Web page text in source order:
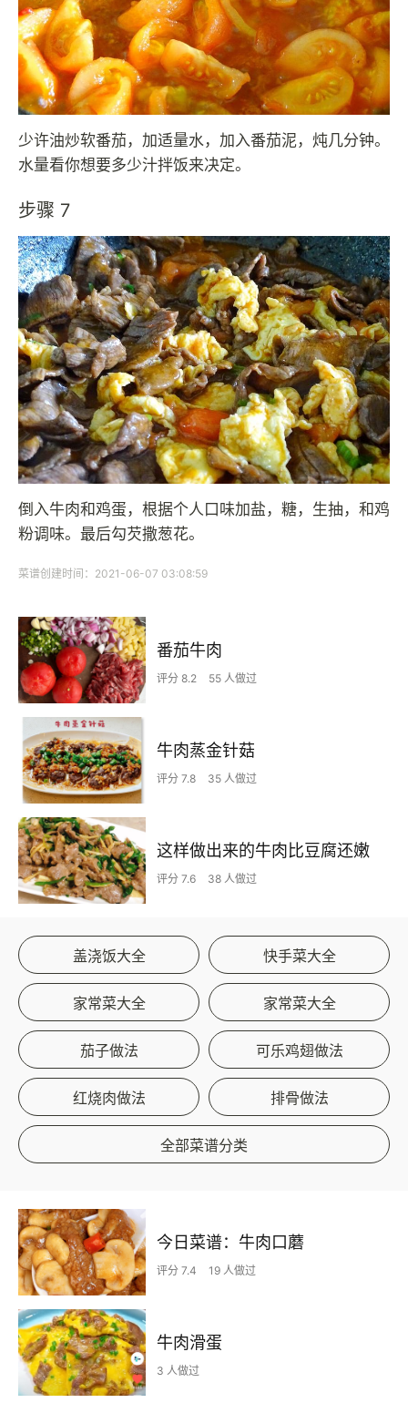
少许油炒软番茄，加适量水，加入番茄泥，炖几分钟。
水量看你想要多少汁拌饭来决定。
步骤 7
倒入牛肉和鸡蛋，根据个人口味加盐，糖，生抽，和鸡
粉调味。最后勾芡撒葱花。
菜谱创建时间：2021-06-07 03:08:59
番茄牛肉
评分 8.2 55 人做过
牛肉蒸金针菇
评分 7.8 35 人做过
这样做出来的牛肉比豆腐还嫩
评分 7.6 38 人做过
盖浇饭大全 快手菜大全
家常菜大全 家常菜大全
茄子做法 可乐鸡翅做法
红烧肉做法 排骨做法
全部菜谱分类
今日菜谱：牛肉口蘑
评分 7.4 19 人做过
牛肉滑蛋
3 人做过